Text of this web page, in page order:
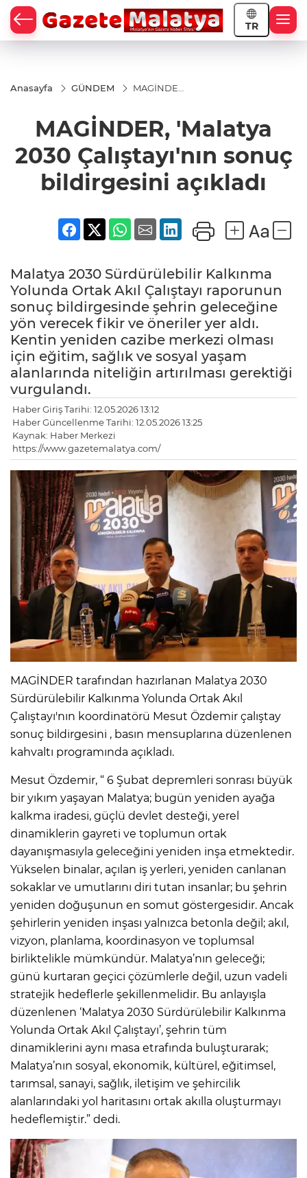
TR
Anasayfa GÜNDEM
MAGİNDER,
Çalıştayı'nın
sonuç
bildirgesini
açıkladı
MAGİNDER, 'Malatya
2030 Çalıştayı'nın sonuç
bildirgesini açıkladı
Malatya 2030 Sürdürülebilir Kalkınma
Yolunda Ortak Akıl Çalıştayı raporunun
sonuç bildirgesinde şehrin geleceğine
yön verecek fikir ve öneriler yer aldı.
Kentin yeniden cazibe merkezi olması
için eğitim, sağlık ve sosyal yaşam
alanlarında niteliğin artırılması gerektiği
vurgulandı.
Haber Giriş Tarihi: 12.05.2026 13:12
Haber Güncellenme Tarihi: 12.05.2026 13:25
Kaynak: Haber Merkezi
https://www.gazetemalatya.com/
MAGİNDER tarafından hazırlanan Malatya 2030
Sürdürülebilir Kalkınma Yolunda Ortak Akıl
Çalıştayı'nın koordinatörü Mesut Özdemir çalıştay
sonuç bildirgesini , basın mensuplarına düzenlenen
kahvaltı programında açıkladı.
Mesut Özdemir, “ 6 Şubat depremleri sonrası büyük
bir yıkım yaşayan Malatya; bugün yeniden ayağa
kalkma iradesi, güçlü devlet desteği, yerel
dinamiklerin gayreti ve toplumun ortak
dayanışmasıyla geleceğini yeniden inşa etmektedir.
Yükselen binalar, açılan iş yerleri, yeniden canlanan
sokaklar ve umutlarını diri tutan insanlar; bu şehrin
yeniden doğuşunun en somut göstergesidir. Ancak
şehirlerin yeniden inşası yalnızca betonla değil; akıl,
vizyon, planlama, koordinasyon ve toplumsal
birliktelikle mümkündür. Malatya’nın geleceği;
günü kurtaran geçici çözümlerle değil, uzun vadeli
stratejik hedeflerle şekillenmelidir. Bu anlayışla
düzenlenen ‘Malatya 2030 Sürdürülebilir Kalkınma
Yolunda Ortak Akıl Çalıştayı’, şehrin tüm
dinamiklerini aynı masa etrafında buluşturarak;
Malatya’nın sosyal, ekonomik, kültürel, eğitimsel,
tarımsal, sanayi, sağlık, iletişim ve şehircilik
alanlarındaki yol haritasını ortak akılla oluşturmayı
hedeflemiştir.” dedi.